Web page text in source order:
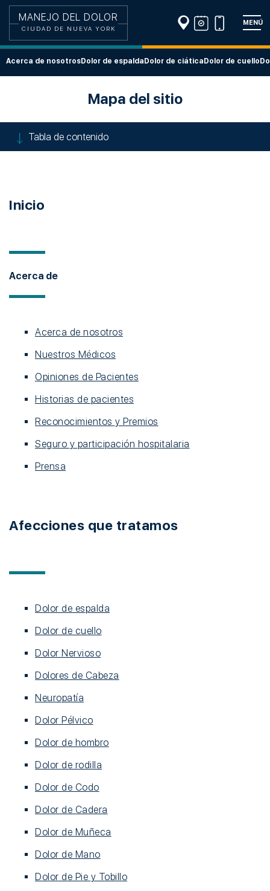
MANEJO DEL DOLOR
CIUDAD DE NUEVA YORK
Acerca de nosotrosDolor de espalda Dolor de ciática Dolor de cuello
MENÚ
Mapa del sitio
Tabla de contenido
Inicio
Acerca de
Acerca de nosotros
Nuestros Médicos
Opiniones de Pacientes
Historias de pacientes
Reconocimientos y Premios
Seguro y participación hospitalaria
Prensa
Afecciones que tratamos
Dolor de espalda
Dolor de cuello
Dolor Nervioso
Dolores de Cabeza
Neuropatía
Dolor Pélvico
Dolor de hombro
Dolor de rodilla
Dolor de Codo
Dolor de Cadera
Dolor de Muñeca
Dolor de Mano
Dolor de Pie y Tobillo